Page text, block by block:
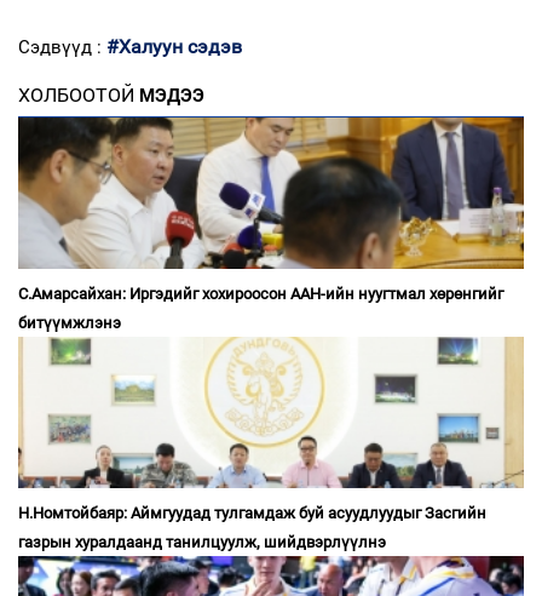
Сэдвүүд : #Халуун сэдэв
ХОЛБООТОЙ МЭДЭЭ
С.Амарсайхан: Иргэдийг хохироосон ААН-ийн нуугтмал хөрөнгийг
битүүмжлэнэ
Н.Номтойбаяр: Аймгуудад тулгамдаж буй асуудлуудыг Засгийн
газрын хуралдаанд танилцуулж, шийдвэрлүүлнэ